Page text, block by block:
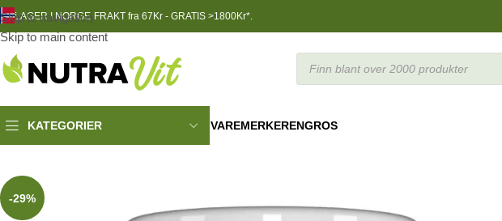
Skip to navigation
Skip to main content
LAGER I NORGEFRAKT fra 67Kr - GRATIS >1800Kr*.
KATEGORIER VAREMERKERENGROS
-29%